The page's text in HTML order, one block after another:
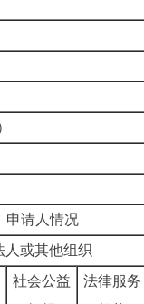
申请人情况
人或其他组织
社会公益
法律服务